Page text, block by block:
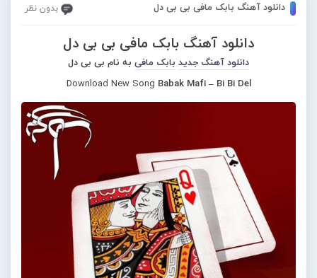
دانلود آهنگ بابک مافی بی بی دل بدون نظر
دانلود آهنگ بابک مافی بی بی دل
دانلود آهنگ جدید بابک مافی به نام بی بی دل
Download New Song Babak Mafi – Bi Bi Del